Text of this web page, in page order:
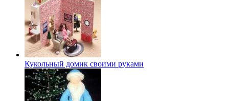
Кукольный домик своими руками